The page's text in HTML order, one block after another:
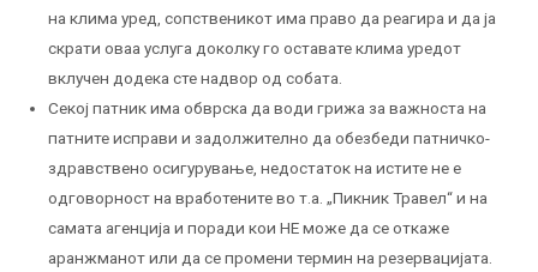
на клима уред, сопственикот има право да реагира и да ја
скрати оваа услуга доколку го оставате клима уредот
вклучен додека сте надвор од собата.
Секој патник има обврска да води грижа за важноста на
патните исправи и задолжително да обезбеди патничко-
здравствено осигурување, недостаток на истите не е
одговорност на вработените во т.а. „Пикник Травел“ и на
самата агенција и поради кои НЕ можe да се откаже
аранжманот или да се промени термин на резервацијата.